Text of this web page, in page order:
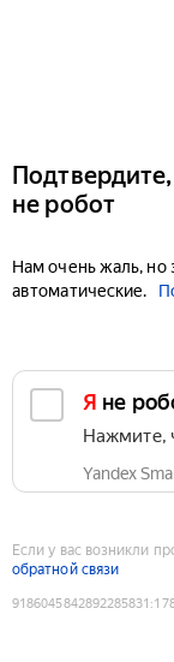
не робот
Нам очень жаль, но
автоматические.
Я не
Нажмите,
Yandex
Если у вас возникли
обратной связи
9186045842892285831 :